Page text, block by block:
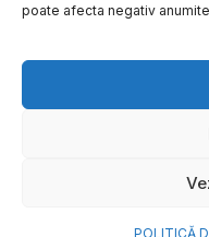
poate afecta negativ
POLITICĂ